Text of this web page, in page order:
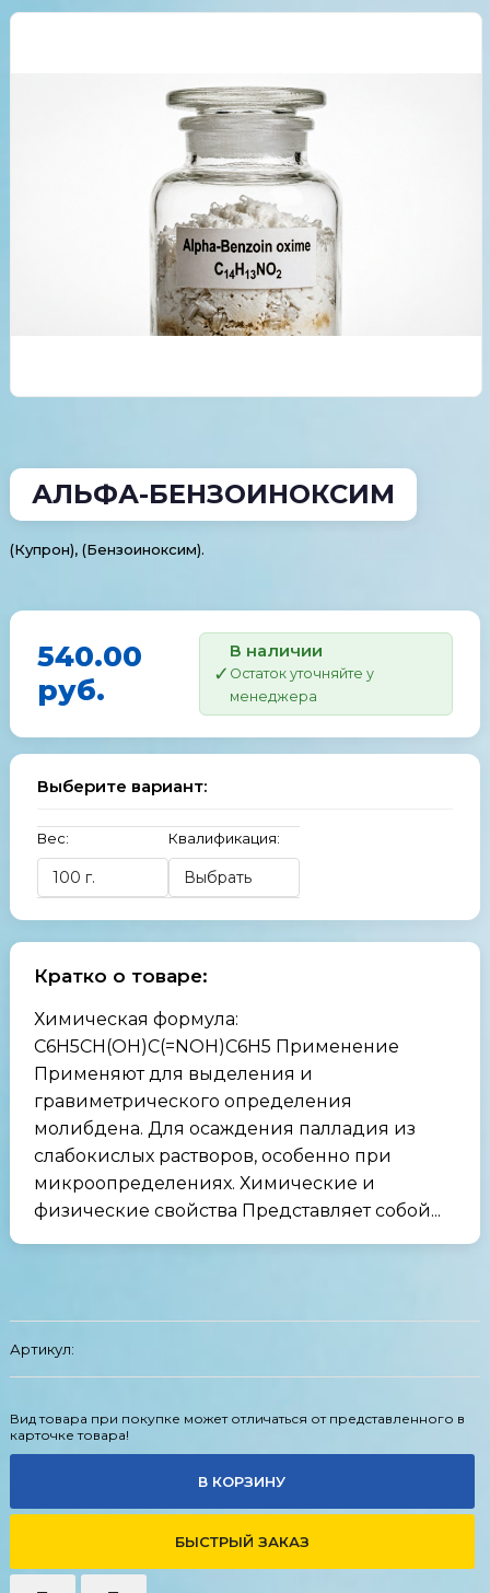
АЛЬФА-БЕНЗОИНОКСИМ
(Купрон), (Бензоиноксим).
540.00
руб.
В наличии
Остаток уточняйте у
менеджера
Выберите вариант:
Вес: Квалификация:
Кратко о товаре:
Химическая формула:
C6H5CH(OH)C(=NOH)C6H5 Применение
Применяют для выделения и
гравиметрического определения
молибдена. Для осаждения палладия из
слабокислых растворов, особенно при
микроопределениях. Химические и
физические свойства Представляет собой...
Артикул:
Вид товара при покупке может отличаться от представленного в
карточке товара!
В КОРЗИНУ
БЫСТРЫЙ ЗАКАЗ